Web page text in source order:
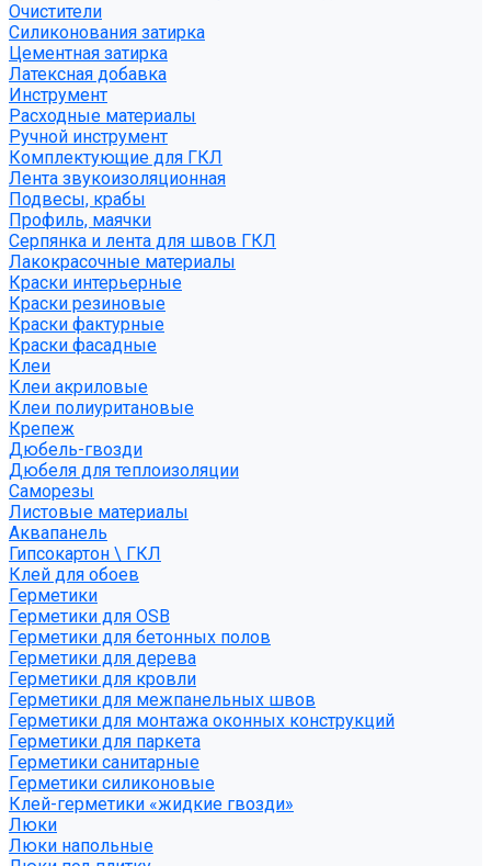
Очистители
Силиконования затирка
Цементная затирка
Латексная добавка
Инструмент
Расходные материалы
Ручной инструмент
Комплектующие для ГКЛ
Лента звукоизоляционная
Подвесы, крабы
Профиль, маячки
Серпянка и лента для швов ГКЛ
Лакокрасочные материалы
Краски интерьерные
Краски резиновые
Краски фактурные
Краски фасадные
Клеи
Клеи акриловые
Клеи полиуритановые
Крепеж
Дюбель-гвозди
Дюбеля для теплоизоляции
Саморезы
Листовые материалы
Аквапанель
Гипсокартон \ ГКЛ
Клей для обоев
Герметики
Герметики для OSB
Герметики для бетонных полов
Герметики для дерева
Герметики для кровли
Герметики для межпанельных швов
Герметики для монтажа оконных конструкций
Герметики для паркета
Герметики санитарные
Герметики силиконовые
Клей-герметики «жидкие гвозди»
Люки
Люки напольные